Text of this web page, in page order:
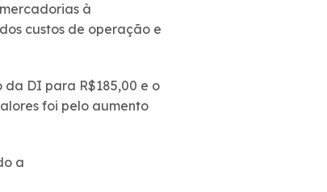
à
custos de operação e
da DI para R$185,00 e o
foi pelo aumento
a